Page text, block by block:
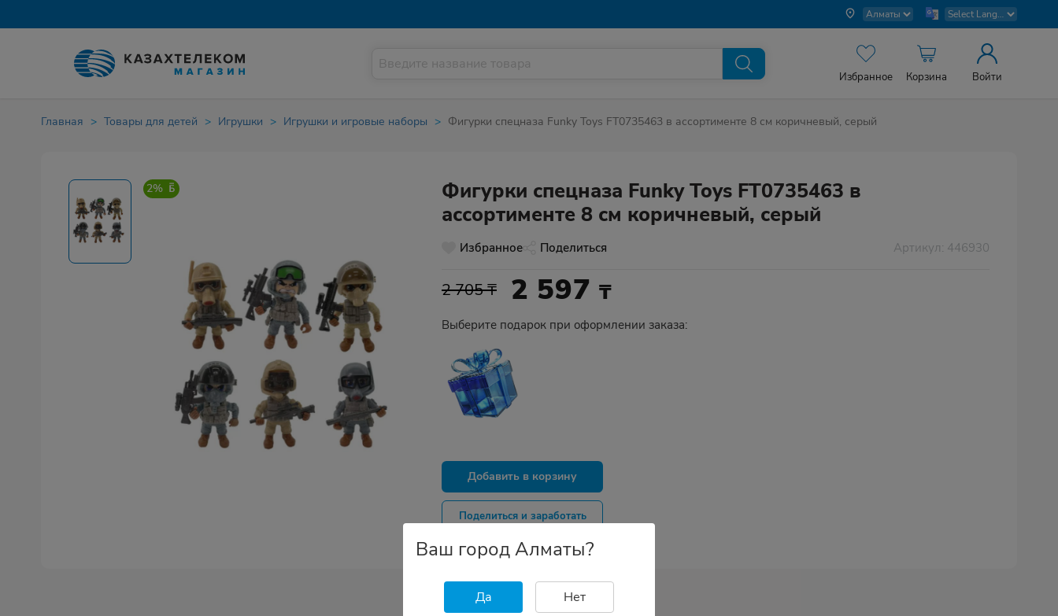
Избранное Корзина Войти
Главная Товары для детей Игрушки Игрушки и игровые наборы Фигурки спецназа Funky Toys FT0735463 в ассортименте 8 см коричневый, серый
2%
Фигурки спецназа Funky Toys FT0735463 в
ассортименте 8 см коричневый, серый
Избранное Поделиться Артикул: 446930
2 705 ₸ 2 597₸
Выберите подарок при оформлении заказа:
Добавить в корзину
Поделиться и заработать
Ваш город Алматы?
Да Нет